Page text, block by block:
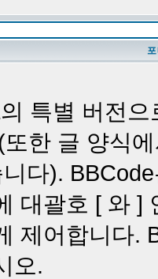
특별 버전
한 글 양식
다).
대괄호 [ 와 ]
제어합니다.
오.